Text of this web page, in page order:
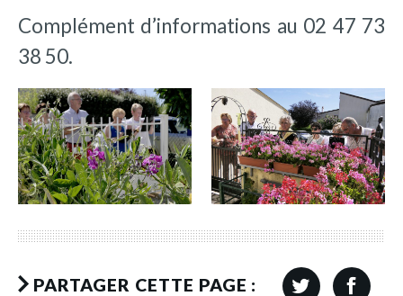
Complément d’informations au 02 47 73
38 50.
PARTAGER CETTE PAGE :